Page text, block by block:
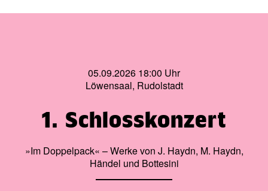
05.09.2026 18:00 Uhr
Löwensaal, Rudolstadt
1. Schlosskonzert
»Im Doppelpack« – Werke von J. Haydn, M. Haydn,
Händel und Bottesini